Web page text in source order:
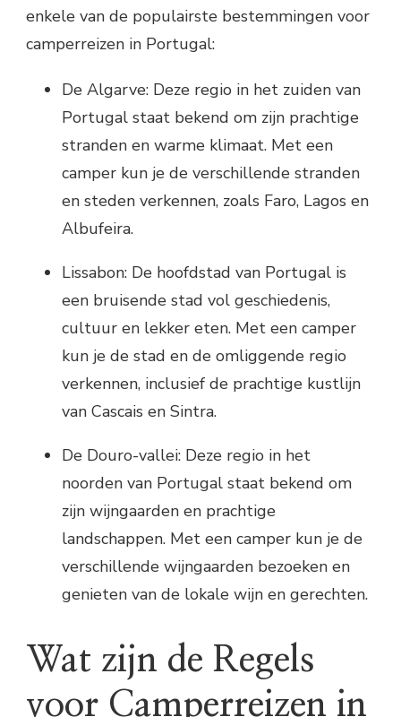
enkele van de populairste bestemmingen voor
camperreizen in Portugal:
De Algarve: Deze regio in het zuiden van
Portugal staat bekend om zijn prachtige
stranden en warme klimaat. Met een
camper kun je de verschillende stranden
en steden verkennen, zoals Faro, Lagos en
Albufeira.
Lissabon: De hoofdstad van Portugal is
een bruisende stad vol geschiedenis,
cultuur en lekker eten. Met een camper
kun je de stad en de omliggende regio
verkennen, inclusief de prachtige kustlijn
van Cascais en Sintra.
De Douro-vallei: Deze regio in het
noorden van Portugal staat bekend om
zijn wijngaarden en prachtige
landschappen. Met een camper kun je de
verschillende wijngaarden bezoeken en
genieten van de lokale wijn en gerechten.
Wat zijn de Regels
voor Camperreizen in